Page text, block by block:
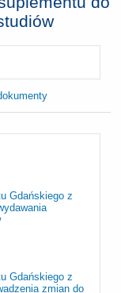
Gdańskiego z
Gdańskiego z
zmian do